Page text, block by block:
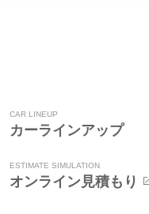
CAR LINEUP
カーラインアップ
ESTIMATE SIMULATION
オンライン見積もり